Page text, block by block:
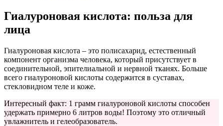
Гиалуроновая кислота: польза для
лица
Гиалуроновая кислота – это полисахарид, естественный
компонент организма человека, который присутствует в
соединительной, эпителиальной и нервной тканях. Больше
всего гиалуроновой кислоты содержится в суставах,
стекловидном теле и коже.
Интересный факт: 1 грамм гиалуроновой кислоты способен
удержать примерно 6 литров воды! Поэтому это отличный
увлажнитель и гелеобразователь.